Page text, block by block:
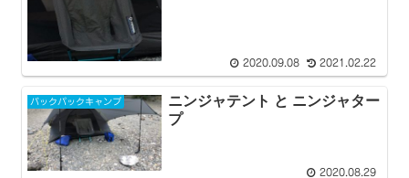
2020.09.08 2021.02.22
バックパックキャンプ
ニンジャテント と ニンジャター
プ
2020.08.29